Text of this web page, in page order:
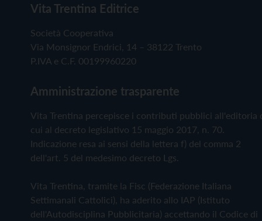
Vita Trentina Editrice
Società Cooperativa
Via Monsignor Endrici, 14 – 38122 Trento
P.IVA e C.F. 00199960220
Amministrazione trasparente
Vita Trentina percepisce i contributi pubblici all'editoria
cui al decreto legislativo 15 maggio 2017, n. 70.
Indicazione resa ai sensi della lettera f) del comma 2
dell'art. 5 del medesimo decreto Lgs.
Vita Trentina, tramite la Fisc (Federazione Italiana
Settimanali Cattolici), ha aderito allo IAP (Istituto
dell'Autodisciplina Pubblicitaria) accettando il Codice di